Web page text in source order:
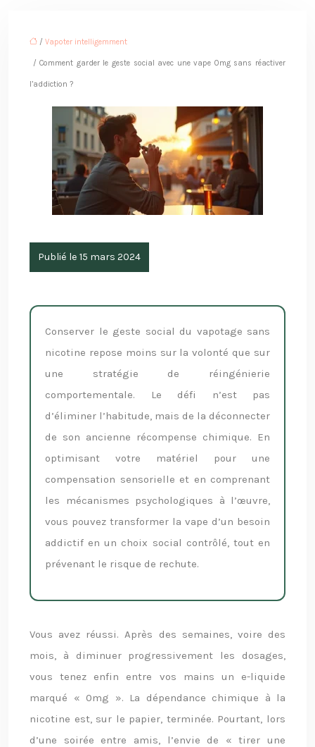
/ Vapoter intelligemment
/ Comment garder le geste social avec une vape 0mg sans réactiver
l’addiction ?
Publié le 15 mars 2024
Conserver le geste social du vapotage sans
nicotine repose moins sur la volonté que sur
une stratégie de réingénierie
comportementale. Le défi n’est pas
d’éliminer l’habitude, mais de la déconnecter
de son ancienne récompense chimique. En
optimisant votre matériel pour une
compensation sensorielle et en comprenant
les mécanismes psychologiques à l’œuvre,
vous pouvez transformer la vape d’un besoin
addictif en un choix social contrôlé, tout en
prévenant le risque de rechute.
Vous avez réussi. Après des semaines, voire des
mois, à diminuer progressivement les dosages,
vous tenez enfin entre vos mains un e-liquide
marqué « 0mg ». La dépendance chimique à la
nicotine est, sur le papier, terminée. Pourtant, lors
d’une soirée entre amis, l’envie de « tirer une